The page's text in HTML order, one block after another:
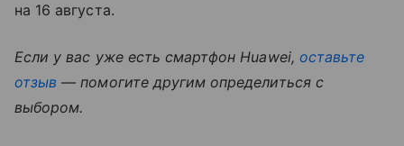
на 16 августа.
Если у вас уже есть смартфон Huawei, оставьте
отзыв — помогите другим определиться с
выбором.